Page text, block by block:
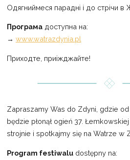
Одягниймеся парадні і до стрічи в
Програма доступна на:
→www.watrazdynia.pl
Приходте, приіжджайте!
Zapraszamy Was do Zdyni, gdzie od
będzie płonął ogień 37.
strojnie i spotkajmy się na Watrze w
Program festiwalu dostępny na: